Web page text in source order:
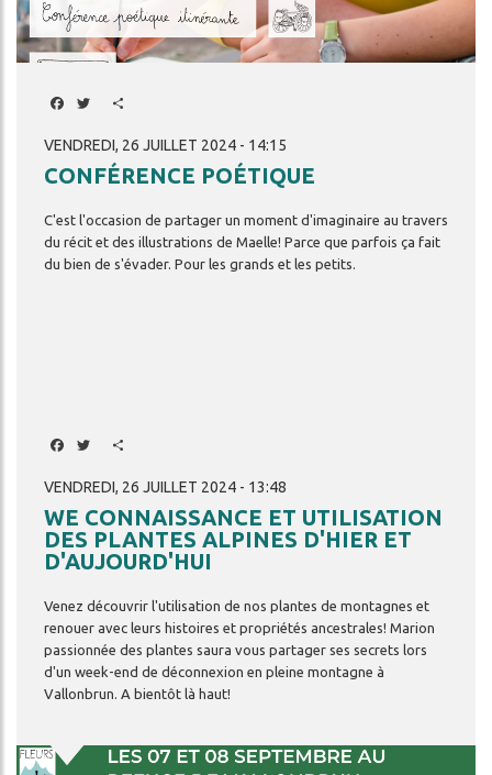
Facebook
Twitter
VENDREDI, 26 JUILLET 2024 - 14:15
CONFÉRENCE POÉTIQUE
C'est l'occasion de partager un moment d'imaginaire au travers
du récit et des illustrations de Maelle! Parce que parfois ça fait
du bien de s'évader. Pour les grands et les petits.
Facebook
Twitter
VENDREDI, 26 JUILLET 2024 - 13:48
WE CONNAISSANCE ET UTILISATION
DES PLANTES ALPINES D'HIER ET
D'AUJOURD'HUI
Venez découvrir l'utilisation de nos plantes de montagnes et
renouer avec leurs histoires et propriétés ancestrales! Marion
passionnée des plantes saura vous partager ses secrets lors
d'un week-end de déconnexion en pleine montagne à
Vallonbrun. A bientôt là haut!
Image